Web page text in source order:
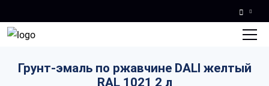
Грунт-эмаль по ржавчине DALI желтый
RAL 1021 2 л